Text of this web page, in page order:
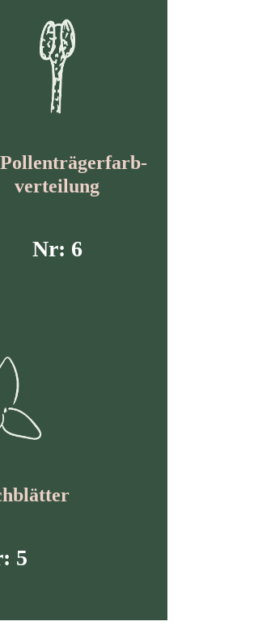
verteilung
Nr: 6
5